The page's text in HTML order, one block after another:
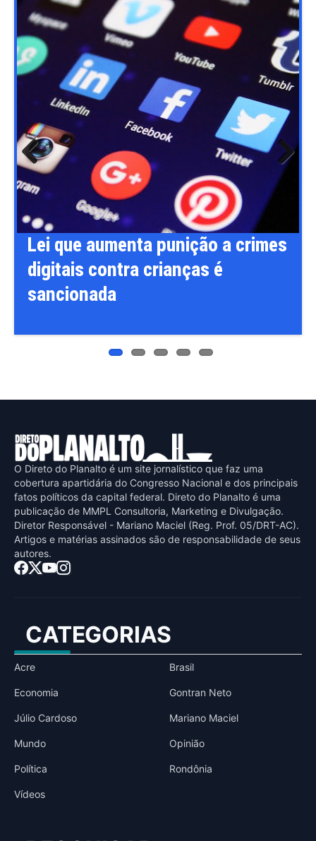
Lei que aumenta punição a crimes
digitais contra crianças é
sancionada
Previ
ous
Next
O Direto do Planalto é um site jornalístico que faz uma
cobertura apartidária do Congresso Nacional e dos principais
fatos políticos da capital federal. Direto do Planalto é uma
publicaçāo de MMPL Consultoria, Marketing e Divulgaçāo.
Diretor Responsável - Mariano Maciel (Reg. Prof. 05/DRT-AC).
Artigos e matérias assinados sāo de responsabilidade de seus
autores.
CATEGORIAS
Acre Brasil
Economia Gontran Neto
Júlio Cardoso Mariano Maciel
Mundo Opinião
Política Rondônia
Vídeos